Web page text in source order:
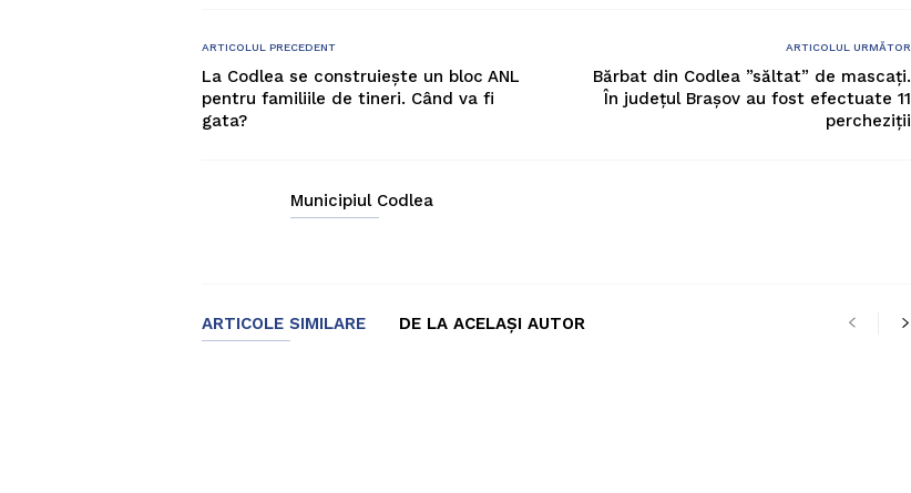
ARTICOLUL PRECEDENT
La Codlea se construiește un bloc ANL
pentru familiile de tineri. Când va fi
gata?
ARTICOLUL URMĂTOR
Bărbat din Codlea ”săltat” de mascați.
În județul Brașov au fost efectuate 11
percheziții
Municipiul Codlea
ARTICOLE SIMILARE DE LA ACELAȘI AUTOR